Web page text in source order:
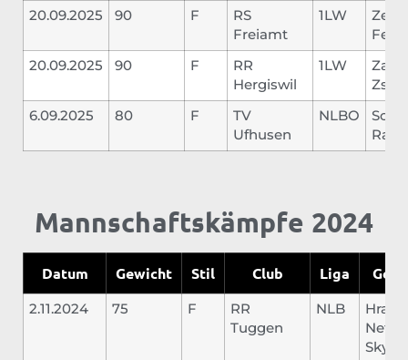
20.09.2025 90 F
RS
Freiamt
1LW
Felix
20.09.2025
90 F
RR
Hergiswil
1LW
6.09.2025
80 F
TV
Ufhusen
NLBO
Mannschaftskämpfe 2024
Datum Gewicht Stil Club Liga
2.11.2024 75 F
RR
Tuggen
NLB
Sky